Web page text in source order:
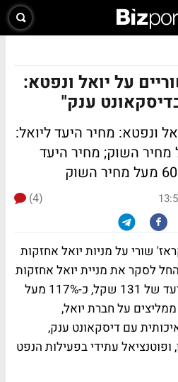
על יואל ונפטא:
ענק"
ונפטא: מחיר היעד ליואל:
- 117% מעל מחיר השוק; מחיר היעד
(4)
שורי על מניות יואל אחזקות
לסקר את מניית יואל אחזקות
עם המלצת "קנייה" ומחיר יעד של 131 שקל, כ-117% מעל
על חברת יואל,
עם דיסקאונט ענק,
ופוטנציאל עתידי בפעילות הנפט